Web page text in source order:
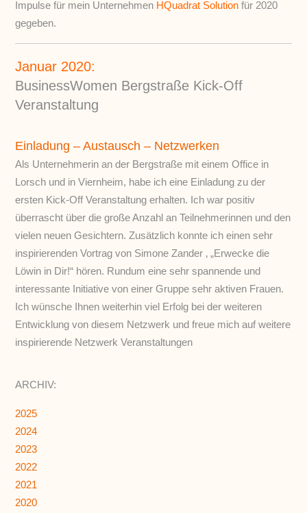
Impulse für mein Unternehmen HQuadrat Solutionfür 2020
gegeben.
Januar 2020:
BusinessWomen Bergstraße Kick-Off
Veranstaltung
Einladung – Austausch – Netzwerken
Als Unternehmerin an der Bergstraße mit einem Office in
Lorsch und in Viernheim, habe ich eine Einladung zu der
ersten Kick-Off Veranstaltung erhalten. Ich war positiv
überrascht über die große Anzahl an Teilnehmerinnen und den
vielen neuen Gesichtern. Zusätzlich konnte ich einen sehr
inspirierenden Vortrag von Simone Zander ‚ „Erwecke die
Löwin in Dir!“ hören. Rundum eine sehr spannende und
interessante Initiative von einer Gruppe sehr aktiven Frauen.
Ich wünsche Ihnen weiterhin viel Erfolg bei der weiteren
Entwicklung von diesem Netzwerk und freue mich auf weitere
inspirierende Netzwerk Veranstaltungen
ARCHIV:
2025
2024
2023
2022
2021
2020